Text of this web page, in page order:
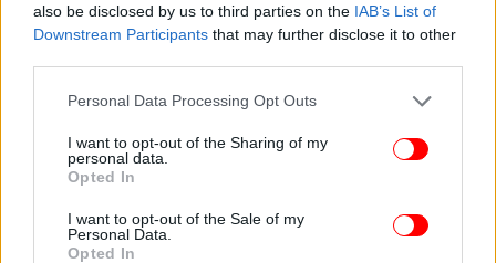
also be disclosed by us to third parties on the IAB’s List of
Downstream Participants that may further disclose it to other
Please note that this website/app uses one or more Google
not limited to your visit or usage behaviour. You may click to
grant or deny consent to Google and its third-party tags to
use your data for below specified purposes in below Google
consent section.
Personal Data Processing Opt Outs
I want to opt-out of the Sharing of my
personal data.
Opted In
I want to opt-out of the Sale of my
Personal Data.
Opted In